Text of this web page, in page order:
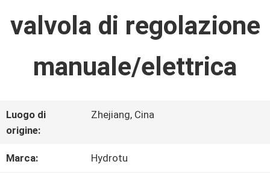
GIRO
FABBRICA
CONTROLLO
valvola di regolazione
manuale/elettrica
Luogo di
origine:
Zhejiang, Cina
Marca: Hydrotu